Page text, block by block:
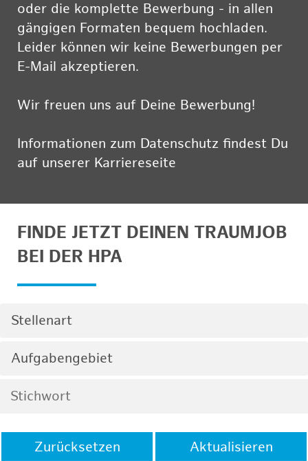
oder die komplette Bewerbung - in allen
gängigen Formaten bequem hochladen.
Leider können wir keine Bewerbungen per
E-Mail akzeptieren.
Wir freuen uns auf Deine Bewerbung!
Informationen zum Datenschutz findest Du
auf unserer Karriereseite
FINDE JETZT DEINEN TRAUMJOB
BEI DER HPA
Stellenart
Aufgabengebiet
Zurücksetzen Aktualisieren